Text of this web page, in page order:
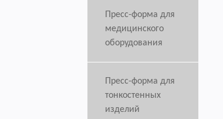
Пресс-форма для
медицинского
оборудования
Пресс-форма для
тонкостенных
изделий